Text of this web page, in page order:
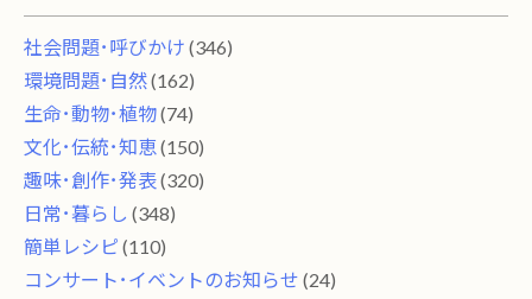
社会問題･呼びかけ (346)
環境問題･自然(162)
生命･動物･植物(74)
文化･伝統･知恵 (150)
趣味･創作･発表(320)
日常･暮らし (348)
簡単レシピ (110)
コンサート･イベントのお知らせ (24)